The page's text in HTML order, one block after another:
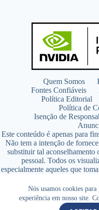
Nós usamos cookies
experiência em nosso site.
Quem Somos
Fontes Confiáveis
Política Editorial
Política de
Isenção de
Este conteúdo é apenas para
Não tem a intenção de
substituir tal aconselhamento
pessoal. Todos os
especialmente aqueles que
qualquer programa de
Copyright © 2026 -